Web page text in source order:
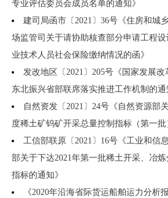
专业评估委员会成员名单的通知》
建司局函市〔2021〕36号《住房和城
场监管司关于请协助核查部分申请工程
业技术人员社会保险缴纳情况的函》
发改地区〔2021〕205号《国家发展改
东北振兴省部联席落实推进工作机制的通
自然资发〔2021〕24号《自然资源部
度稀土矿钨矿开采总量控制指标（第一批
工信部联原〔2021〕16号《工业和信
部关于下达2021年第一批稀土开采、冶炼
指标的通知》
《2020年沿海省际货运船舶运力分析